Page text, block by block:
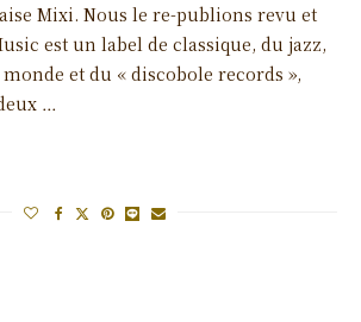
Mixi. Nous le re-publions revu et
est un label de classique, du jazz,
et du « discobole records »,
…